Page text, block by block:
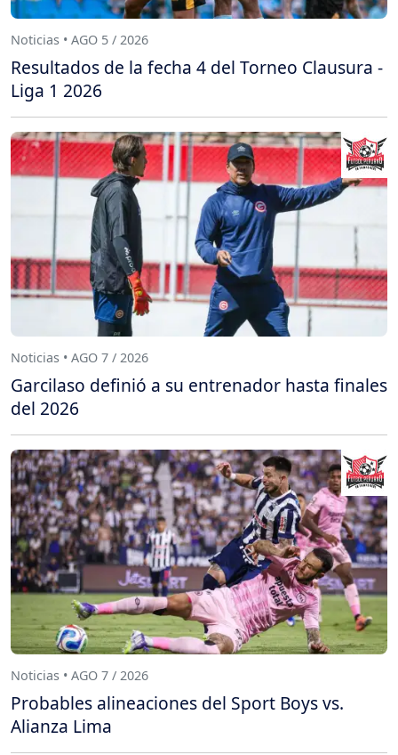
Noticias • AGO 5 / 2026
Resultados de la fecha 4 del Torneo Clausura -
Liga 1 2026
Noticias • AGO 7 / 2026
Garcilaso definió a su entrenador hasta finales
del 2026
Noticias • AGO 7 / 2026
Probables alineaciones del Sport Boys vs.
Alianza Lima